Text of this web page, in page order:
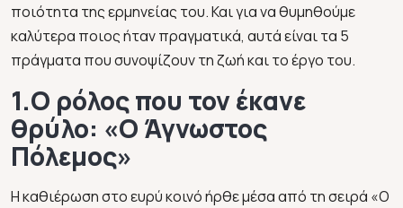
ποιότητα της ερμηνείας του. Και για να θυμηθούμε
καλύτερα ποιος ήταν πραγματικά, αυτά είναι τα 5
πράγματα που συνοψίζουν τη ζωή και το έργο του.
1.Ο ρόλος που τον έκανε
θρύλο: «Ο Άγνωστος
Πόλεμος»
Η καθιέρωση στο ευρύ κοινό ήρθε μέσα από τη σειρά «Ο